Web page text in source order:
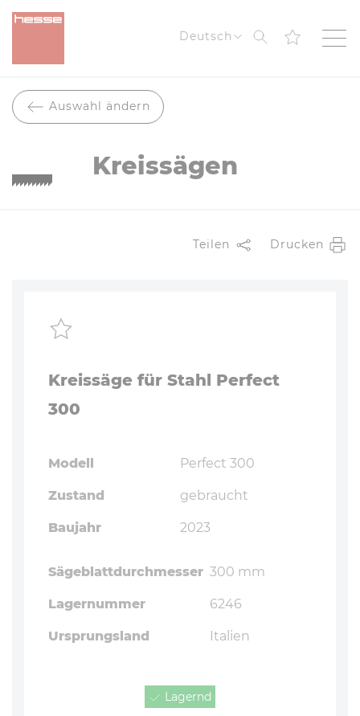
Deutsch Suche
Auswahl ändern
Kreissägen
Teilen Drucken
Kreissäge für Stahl Perfect
300
Modell Perfect 300
Zustand gebraucht
Baujahr 2023
Sägeblattdurchmesser 300 mm
Lagernummer 6246
Ursprungsland Italien
Lagernd